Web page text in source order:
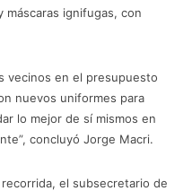
máscaras ignifugas, con
vecinos en el presupuesto
nuevos uniformes para
lo mejor de sí mismos en
concluyó Jorge Macri.
el subsecretario de